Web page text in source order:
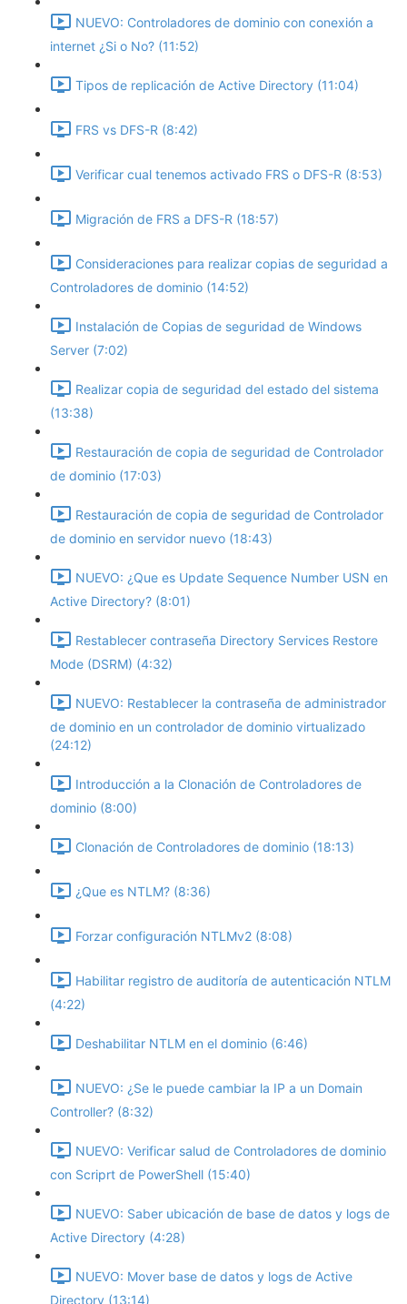
NUEVO: Controladores de dominio con conexión a
internet ¿Si o No? (11:52)
Tipos de replicación de Active Directory (11:04)
FRS vs DFS-R (8:42)
Verificar cual tenemos activado FRS o DFS-R (8:53)
Migración de FRS a DFS-R (18:57)
Consideraciones para realizar copias de seguridad a
Controladores de dominio (14:52)
Instalación de Copias de seguridad de Windows
Server (7:02)
Realizar copia de seguridad del estado del sistema
(13:38)
Restauración de copia de seguridad de Controlador
de dominio (17:03)
Restauración de copia de seguridad de Controlador
de dominio en servidor nuevo (18:43)
NUEVO: ¿Que es Update Sequence Number USN en
Active Directory? (8:01)
Restablecer contraseña Directory Services Restore
Mode (DSRM) (4:32)
NUEVO: Restablecer la contraseña de administrador
de dominio en un controlador de dominio virtualizado
(24:12)
Introducción a la Clonación de Controladores de
dominio (8:00)
Clonación de Controladores de dominio (18:13)
¿Que es NTLM? (8:36)
Forzar configuración NTLMv2 (8:08)
Habilitar registro de auditoría de autenticación NTLM
(4:22)
Deshabilitar NTLM en el dominio (6:46)
NUEVO: ¿Se le puede cambiar la IP a un Domain
Controller? (8:32)
NUEVO: Verificar salud de Controladores de dominio
con Scriprt de PowerShell (15:40)
NUEVO: Saber ubicación de base de datos y logs de
Active Directory (4:28)
NUEVO: Mover base de datos y logs de Active
Directory (13:14)